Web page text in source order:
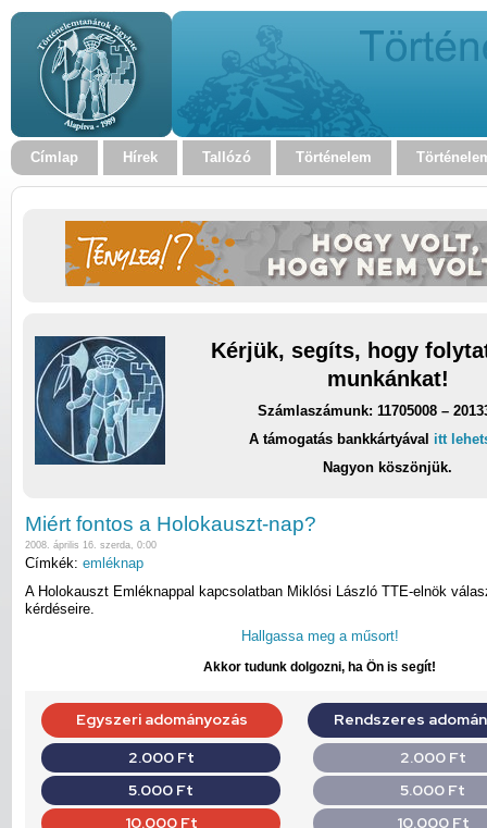
Címlap Hírek Tallózó Történelem
Kérjük, segíts, hogy
munkánkat!
Számlaszámunk: 11705008 –
A támogatás bankkártyával itt
Nagyon köszönjük.
Miért fontos a Holokauszt-nap?
2008. április 16. szerda, 0:00
Címkék: emléknap
A Holokauszt Emléknappal kapcsolatban Miklósi László TTE-elnök
kérdéseire.
Hallgassa meg a műsort!
Akkor tudunk dolgozni, ha Ön is segít!